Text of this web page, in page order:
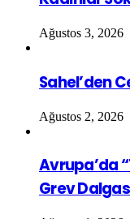
Ağustos 3, 2026
Sahel’den
Ağustos 2, 2026
Avrupa’da
Grev